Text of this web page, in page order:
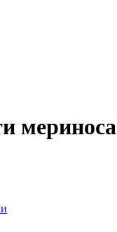
мериноса